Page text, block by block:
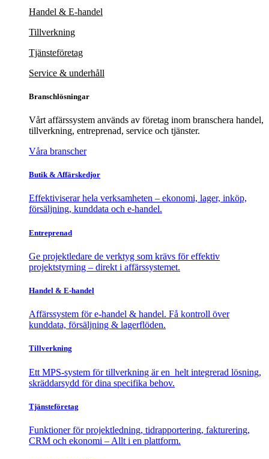
Handel & E-handel
Tillverkning
Tjänsteföretag
Service & underhåll
Branschlösningar
Vårt affärssystem används av företag inom branschera handel,
tillverkning, entreprenad, service och tjänster.
Våra branscher
Butik & Affärskedjor
Effektiviserar hela verksamheten – ekonomi, lager, inköp,
försäljning, kunddata och e-handel.
Entreprenad
Ge projektledare de verktyg som krävs för effektiv
projektstyrning – direkt i affärssystemet.
Handel & E-handel
Affärssystem för e-handel & handel. Få kontroll över
kunddata, försäljning & lagerflöden.
Tillverkning
Ett MPS-system för tillverkning är en helt integrerad lösning,
skräddarsydd för dina specifika behov.
Tjänsteföretag
Funktioner för projektledning, tidrapportering, fakturering,
CRM och ekonomi – Allt i en plattform.